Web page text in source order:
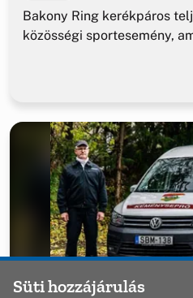
Bakony Ring kerékpáros
közösségi sportesemény,
Süti hozzájárulás